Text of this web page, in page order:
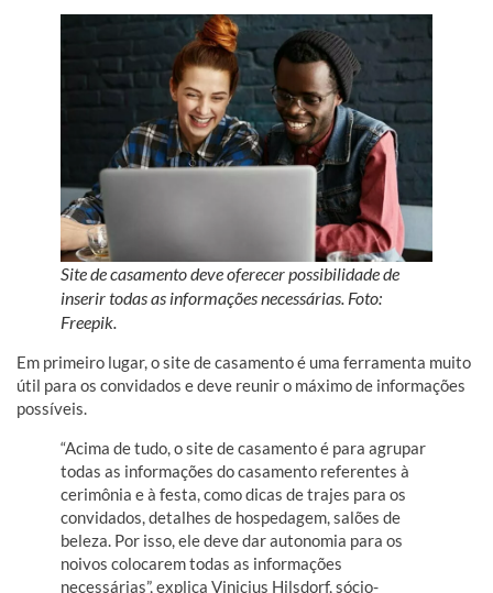
Site de casamento deve oferecer possibilidade de
inserir todas as informações necessárias. Foto:
Freepik.
Em primeiro lugar, o site de casamento é uma ferramenta muito
útil para os convidados e deve reunir o máximo de informações
possíveis.
“Acima de tudo, o site de casamento é para agrupar
todas as informações do casamento referentes à
cerimônia e à festa, como dicas de trajes para os
convidados, detalhes de hospedagem, salões de
beleza. Por isso, ele deve dar autonomia para os
noivos colocarem todas as informações
necessárias”, explica Vinicius Hilsdorf, sócio-